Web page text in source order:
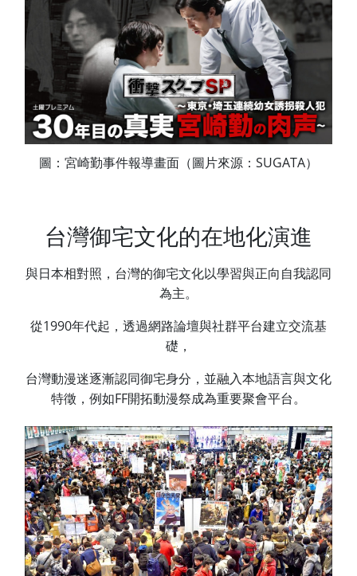
圖：宮崎勤事件報導畫面（圖片來源：SUGATA）
台灣御宅文化的在地化演進
與日本相對照，台灣的御宅文化以學習與正向自我認同
為主。
從1990年代起，透過網路論壇與社群平台建立交流基
礎，
台灣動漫迷逐漸認同御宅身分，並融入本地語言與文化
特徵，例如FF開拓動漫祭成為重要聚會平台。